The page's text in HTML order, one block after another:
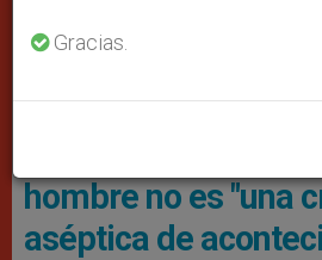
El Papa
El Papa explica
hombre no es "una
aséptica de
Gracias.